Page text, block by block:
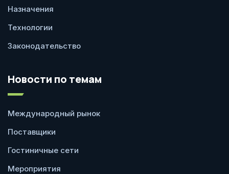
Назначения
Технологии
Законодательство
Новости по темам
Международный рынок
Поставщики
Гостиничные сети
Мероприятия